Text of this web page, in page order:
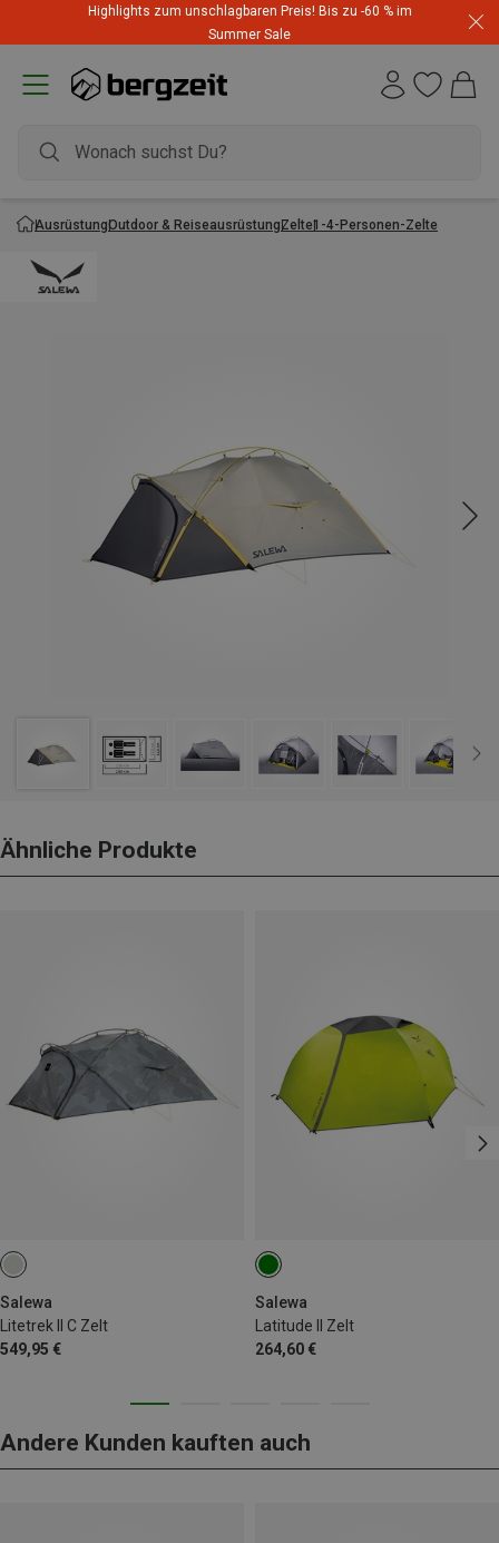
Highlights zum unschlagbaren Preis! Bis zu -60 % im
Summer Sale
AusrüstungOutdoor & ReiseausrüstungZelte1-4-Personen-Zelte
Ähnliche Produkte
Salewa
Litetrek II C Zelt
549,95 €
Salewa
Latitude II Zelt
264,60 €
Andere Kunden kauften auch